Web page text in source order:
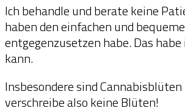
Ich behandle und berate keine
haben den einfachen und
entgegenzusetzen habe. Das
kann.
Insbesondere sind
verschreibe also keine Blüten!